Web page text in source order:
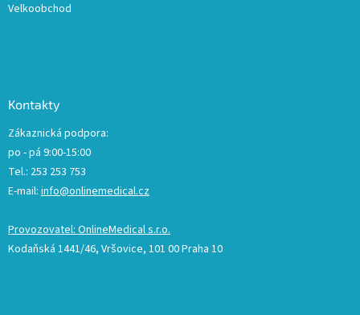
Velkoobchod
Kontakty
Zákaznická podpora:
po - pá 9:00-15:00
Tel.: 253 253 753
E-mail: info@onlinemedical.cz
Provozovatel: OnlineMedical s.r.o.
Kodaňská 1441/46, Vršovice, 101 00 Praha 10